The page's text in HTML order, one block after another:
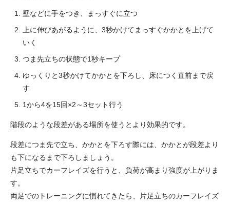
壁などに手をつき、まっすぐに立つ
上に伸びあがるように、3秒かけてまっすぐかかとを上げて
いく
つま先立ちの状態で1秒キープ
ゆっくりと3秒かけてかかとを下ろし、床につく直前まで戻
す
1から4を15回×2～3セット行う
階段のような段差がある場所を使うとより効果的です。
段差につま先で立ち、かかとを下ろす際には、かかとが段差より
も下になるまで下ろしましょう。
片足立ちでカーフレイズを行うと、負荷が高まり強度が上がりま
す。
両足でのトレーニングに慣れてきたら、片足立ちのカーフレイズ